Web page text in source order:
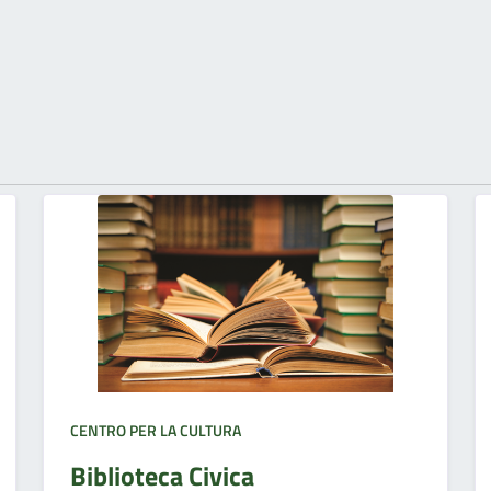
CENTRO PER LA CULTURA
Biblioteca Civica